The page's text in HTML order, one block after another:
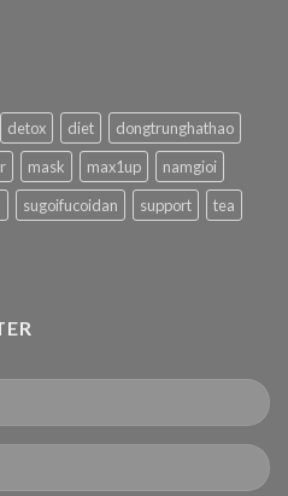
detox diet
dongtrunghathao
mask max1up
namgioi
sugoifucoidan support
tea